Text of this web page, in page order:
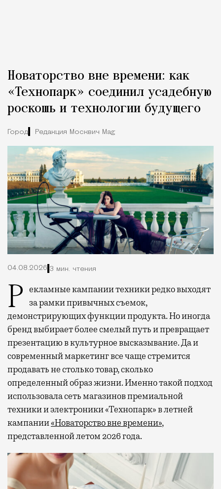
Новаторство вне времени: как
«Технопарк» соединил усадебную
роскошь и технологии будущего
Город Редакция Москвич Mag
04.08.2026 3 мин. чтения
Рекламные кампании техники редко выходят
за рамки привычных съемок,
демонстрирующих функции продукта. Но иногда
бренд выбирает более смелый путь и превращает
презентацию в культурное высказывание. Да и
современный маркетинг все чаще стремится
продавать не столько товар, сколько
определенный образ жизни. Именно такой подход
использовала сеть магазинов премиальной
техники и электроники «Технопарк» в летней
кампании«Новаторство вне времени»,
представленной летом 2026 года.